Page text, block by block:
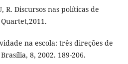
R. Discursos nas políticas de
na escola: três direções de
8, 2002. 189-206.